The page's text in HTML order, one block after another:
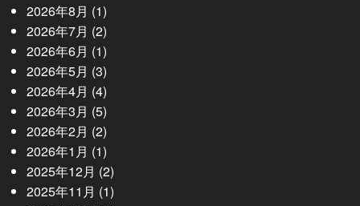
2026年8月 (1)
2026年7月 (2)
2026年6月 (1)
2026年5月 (3)
2026年4月 (4)
2026年3月 (5)
2026年2月 (2)
2026年1月 (1)
2025年12月 (2)
2025年11月 (1)